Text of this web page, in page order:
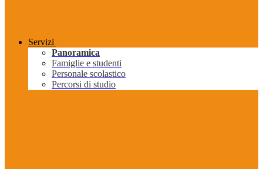
Servizi
Panoramica
Famiglie e studenti
Personale scolastico
Percorsi di studio